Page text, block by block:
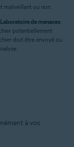
malveillant ou non.
de menaces :
potentiellement
doit être envoyé ou
à vos